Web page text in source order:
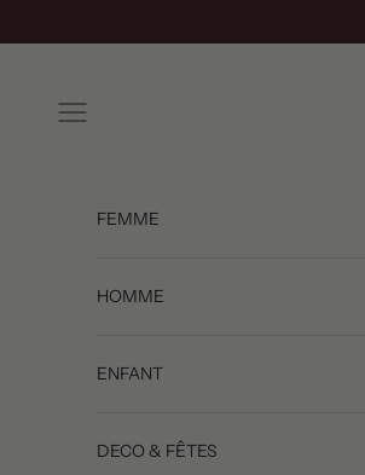
Menu
FEMME
HOMME
ENFANT
DECO & FÊTES